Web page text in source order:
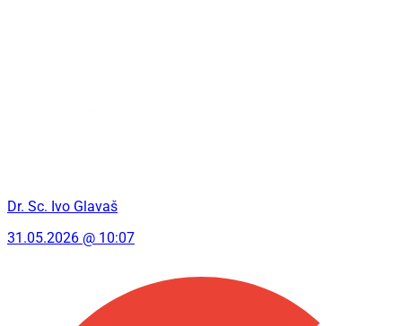
Dr. Sc. Ivo Glavaš
31.05.2026 @ 10:07